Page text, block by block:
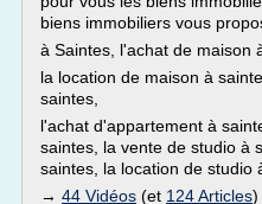
biens immobiliers vous
à Saintes, l'achat de maison
la location de maison à
saintes,
l'achat d'appartement à
saintes, la vente de studio à
saintes, la location de studio
→ 44 Vidéos (et 124 Articles)